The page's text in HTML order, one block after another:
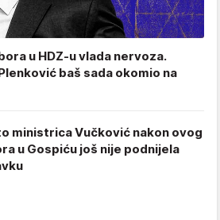
u HDZ-u vlada nervoza.
baš sada okomio na
ministrica Vučković nakon ovog
u Gospiću još nije podnijela